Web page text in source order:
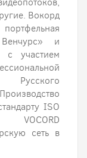
Вокорд
и
с участием
ISO
сеть в